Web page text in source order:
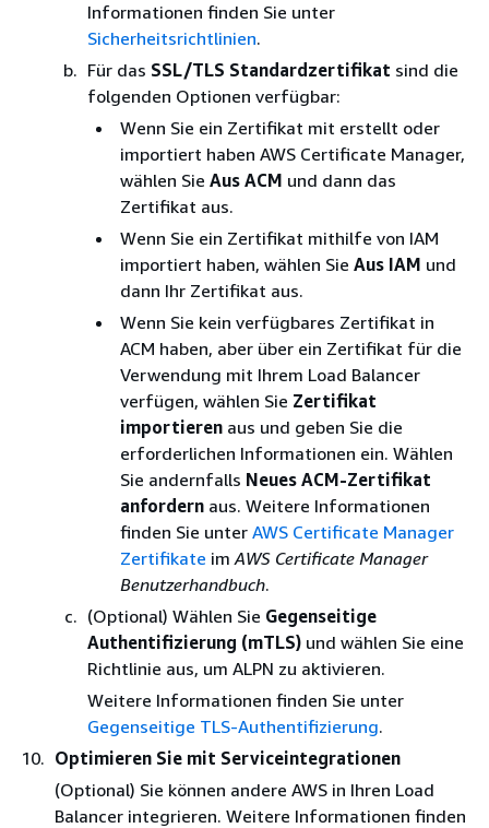
Informationen finden Sie unter
Sicherheitsrichtlinien.
Für das SSL/TLS Standardzertifikat sind die
folgenden Optionen verfügbar:
Wenn Sie ein Zertifikat mit erstellt oder
importiert haben AWS Certificate Manager,
wählen Sie Aus ACM und dann das
Zertifikat aus.
Wenn Sie ein Zertifikat mithilfe von IAM
importiert haben, wählen Sie Aus IAM und
dann Ihr Zertifikat aus.
Wenn Sie kein verfügbares Zertifikat in
ACM haben, aber über ein Zertifikat für die
Verwendung mit Ihrem Load Balancer
verfügen, wählen Sie Zertifikat
importieren aus und geben Sie die
erforderlichen Informationen ein. Wählen
Sie andernfalls Neues ACM-Zertifikat
anfordern aus. Weitere Informationen
finden Sie unter AWS Certificate Manager
Zertifikate imAWS Certificate Manager
Benutzerhandbuch.
(Optional) Wählen Sie Gegenseitige
Authentifizierung (mTLS) und wählen Sie eine
Richtlinie aus, um ALPN zu aktivieren.
Weitere Informationen finden Sie unter
Gegenseitige TLS-Authentifizierung.
Optimieren Sie mit Serviceintegrationen
(Optional) Sie können andere AWS in Ihren Load
Balancer integrieren. Weitere Informationen finden